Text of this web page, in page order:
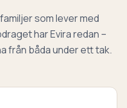
som lever med
har Evira redan –
från båda under ett tak.